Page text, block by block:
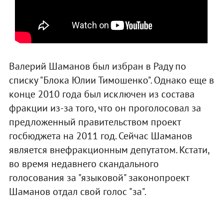
Валерий Шаманов был избран в Раду по
списку "Блока Юлии Тимошенко". Однако еще в
конце 2010 года был исключен из состава
фракции из-за того, что он проголосовал за
предложенный правительством проект
госбюджета на 2011 год. Сейчас Шаманов
является внефракционным депутатом. Кстати,
во время недавнего скандального
голосования за "языковой" законопроект
Шаманов отдал свой голос "за".